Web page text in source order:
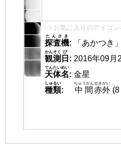
👈 お気に入りのアイコン
探査機
たんさき
:
「あかつき」
観測
かんそく
日
び
: 2016年09月
天体名
てんたいめい
: 金星
種類
しゅるい
: 中間
ちゅうかん
赤外
せきがい